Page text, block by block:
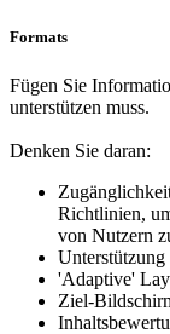
Formats
Fügen Sie
unterstützen muss.
Denken Sie daran:
Richtlinien,
von Nutzern
'Adaptive'
Ziel-